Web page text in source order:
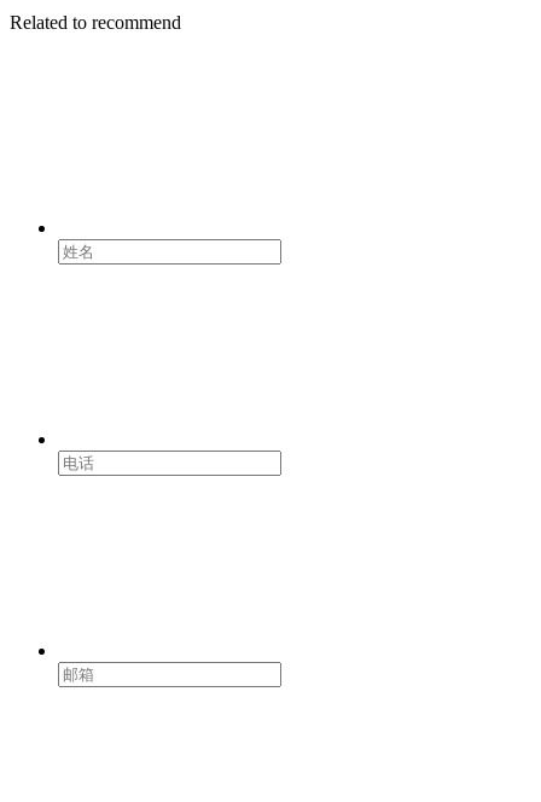
Related to recommend